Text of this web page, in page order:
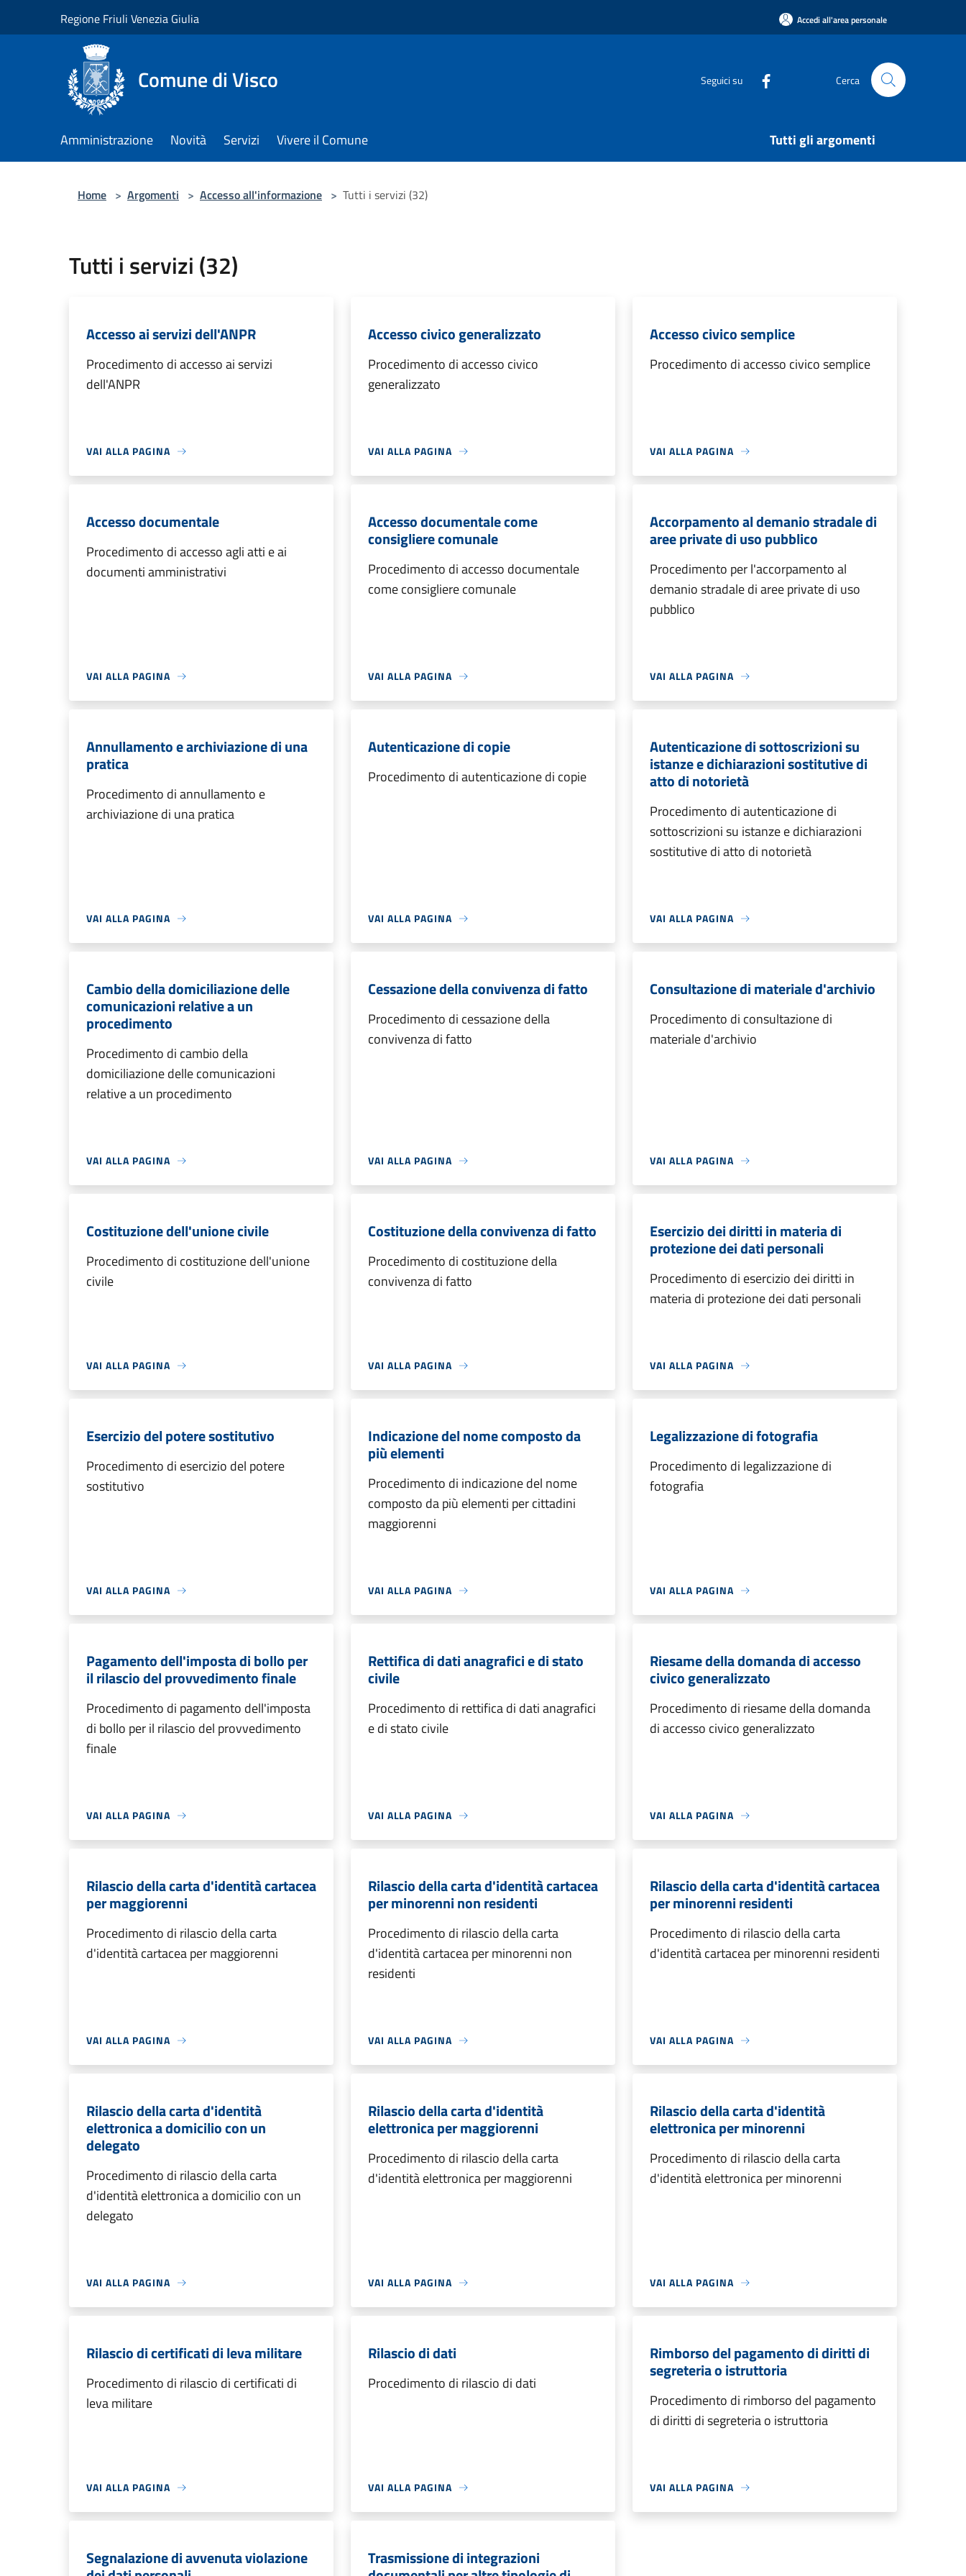
Regione Friuli Venezia Giulia Accedi all'area personale
Comune di Visco Seguici su Cerca
Amministrazione Novità Servizi Vivere il Comune Tutti gli argomenti
Home > Argomenti > Accesso all'informazione > Tutti i servizi (32)
Tutti i servizi (32)
Accesso ai servizi dell'ANPR
Procedimento di accesso ai servizi
dell'ANPR
VAI ALLA PAGINA
Accesso civico generalizzato
Procedimento di accesso civico
generalizzato
VAI ALLA PAGINA
Accesso civico semplice
Procedimento di accesso civico semplice
VAI ALLA PAGINA
Accesso documentale
Procedimento di accesso agli atti e ai
documenti amministrativi
VAI ALLA PAGINA
Accesso documentale come
consigliere comunale
Procedimento di accesso documentale
come consigliere comunale
VAI ALLA PAGINA
Accorpamento al demanio stradale di
aree private di uso pubblico
Procedimento per l'accorpamento al
demanio stradale di aree private di uso
pubblico
VAI ALLA PAGINA
Annullamento e archiviazione di una
pratica
Procedimento di annullamento e
archiviazione di una pratica
VAI ALLA PAGINA
Autenticazione di copie
Procedimento di autenticazione di copie
VAI ALLA PAGINA
Autenticazione di sottoscrizioni su
istanze e dichiarazioni sostitutive di
atto di notorietà
Procedimento di autenticazione di
sottoscrizioni su istanze e dichiarazioni
sostitutive di atto di notorietà
VAI ALLA PAGINA
Cambio della domiciliazione delle
comunicazioni relative a un
procedimento
Procedimento di cambio della
domiciliazione delle comunicazioni
relative a un procedimento
VAI ALLA PAGINA
Cessazione della convivenza di fatto
Procedimento di cessazione della
convivenza di fatto
VAI ALLA PAGINA
Consultazione di materiale d'archivio
Procedimento di consultazione di
materiale d'archivio
VAI ALLA PAGINA
Costituzione dell'unione civile
Procedimento di costituzione dell'unione
civile
VAI ALLA PAGINA
Costituzione della convivenza di fatto
Procedimento di costituzione della
convivenza di fatto
VAI ALLA PAGINA
Esercizio dei diritti in materia di
protezione dei dati personali
Procedimento di esercizio dei diritti in
materia di protezione dei dati personali
VAI ALLA PAGINA
Esercizio del potere sostitutivo
Procedimento di esercizio del potere
sostitutivo
VAI ALLA PAGINA
Indicazione del nome composto da
più elementi
Procedimento di indicazione del nome
composto da più elementi per cittadini
maggiorenni
VAI ALLA PAGINA
Legalizzazione di fotografia
Procedimento di legalizzazione di
fotografia
VAI ALLA PAGINA
Pagamento dell'imposta di bollo per
il rilascio del provvedimento finale
Procedimento di pagamento dell'imposta
di bollo per il rilascio del provvedimento
finale
VAI ALLA PAGINA
Rettifica di dati anagrafici e di stato
civile
Procedimento di rettifica di dati anagrafici
e di stato civile
VAI ALLA PAGINA
Riesame della domanda di accesso
civico generalizzato
Procedimento di riesame della domanda
di accesso civico generalizzato
VAI ALLA PAGINA
Rilascio della carta d'identità cartacea
per maggiorenni
Procedimento di rilascio della carta
d'identità cartacea per maggiorenni
VAI ALLA PAGINA
Rilascio della carta d'identità cartacea
per minorenni non residenti
Procedimento di rilascio della carta
d'identità cartacea per minorenni non
residenti
VAI ALLA PAGINA
Rilascio della carta d'identità cartacea
per minorenni residenti
Procedimento di rilascio della carta
d'identità cartacea per minorenni residenti
VAI ALLA PAGINA
Rilascio della carta d'identità
elettronica a domicilio con un
delegato
Procedimento di rilascio della carta
d'identità elettronica a domicilio con un
delegato
VAI ALLA PAGINA
Rilascio della carta d'identità
elettronica per maggiorenni
Procedimento di rilascio della carta
d'identità elettronica per maggiorenni
VAI ALLA PAGINA
Rilascio della carta d'identità
elettronica per minorenni
Procedimento di rilascio della carta
d'identità elettronica per minorenni
VAI ALLA PAGINA
Rilascio di certificati di leva militare
Procedimento di rilascio di certificati di
leva militare
VAI ALLA PAGINA
Rilascio di dati
Procedimento di rilascio di dati
VAI ALLA PAGINA
Rimborso del pagamento di diritti di
segreteria o istruttoria
Procedimento di rimborso del pagamento
di diritti di segreteria o istruttoria
VAI ALLA PAGINA
Segnalazione di avvenuta violazione Trasmissione di integrazioni